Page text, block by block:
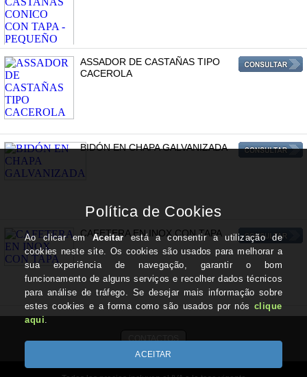
ASSADOR DE CASTAÑAS TIPO
CACEROLA
BIDÓN EN CHAPA GALVANIZADA
CAFETERA EN INOX CON TAPA
CONTACTOS